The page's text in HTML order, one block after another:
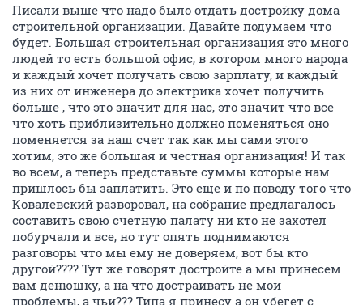
Писали выше что надо было отдать достройку дома
строительной организации. Давайте подумаем что
будет. Большая строительная организация это много
людей то есть большой офис, в котором много народа
и каждый хочет получать свою зарплату, и каждый
из них от инженера до электрика хочет получить
больше , что это значит для нас, это значит что все
что хоть приблизительно должно поменяться оно
поменяется за наш счет так как мы сами этого
хотим, это же большая и честная организация! И так
во всем, а теперь представьте суммы которые нам
пришлось бы заплатить. Это еще и по поводу того что
Ковалевский разворовал, на собрание предлагалось
составить свою счетную палату ни кто не захотел
побурчали и все, но тут опять поднимаются
разговоры что мы ему не доверяем, вот бы кто
другой???? Тут же говорят достройте а мы принесем
вам денюшку, а на что достраивать не мои
проблемы, а чьи??? Типа я принесу а он убегет с